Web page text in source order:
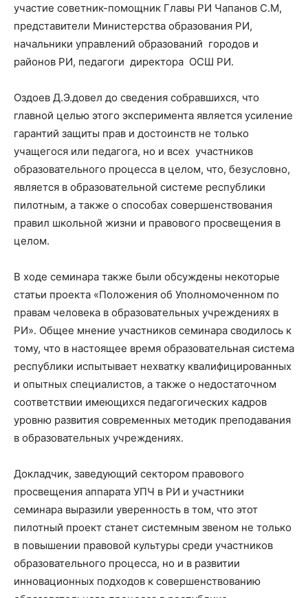
участие советник-помощник Главы РИ Чапанов С.М,
представители Министерства образования РИ,
начальники управлений образований городов и
районов РИ, педагоги директора ОСШ РИ.
Оздоев Д.Э.довел до сведения собравшихся, что
главной целью этого эксперимента является усиление
гарантий защиты прав и достоинств не только
учащегося или педагога, но и всех участников
образовательного процесса в целом, что, безусловно,
является в образовательной системе республики
пилотным, а также о способах совершенствования
правил школьной жизни и правового просвещения в
целом.
В ходе семинара также были обсуждены некоторые
статьи проекта «Положения об Уполномоченном по
правам человека в образовательных учреждениях в
РИ». Общее мнение участников семинара сводилось к
тому, что в настоящее время образовательная система
республики испытывает нехватку квалифицированных
и опытных специалистов, а также о недостаточном
соответствии имеющихся педагогических кадров
уровню развития современных методик преподавания
в образовательных учреждениях.
Докладчик, заведующий сектором правового
просвещения аппарата УПЧ в РИ и участники
семинара выразили уверенность в том, что этот
пилотный проект станет системным звеном не только
в повышении правовой культуры среди участников
образовательного процесса, но и в развитии
инновационных подходов к совершенствованию